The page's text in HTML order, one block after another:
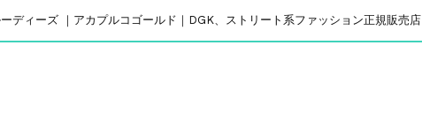
ディーズ ｜アカプルコゴールド｜DGK、ストリート系ファッション正規販売店